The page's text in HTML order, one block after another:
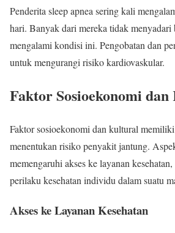
Penderita sleep apnea sering kali
hari. Banyak dari mereka tidak menyadari
mengalami kondisi ini. Pengobatan dan
untuk mengurangi risiko kardiovaskular.
Faktor Sosioekonomi
Faktor sosioekonomi dan kultural
menentukan risiko penyakit jantung.
memengaruhi akses ke layanan
perilaku kesehatan individu dalam suatu
Akses ke Layanan Kesehatan